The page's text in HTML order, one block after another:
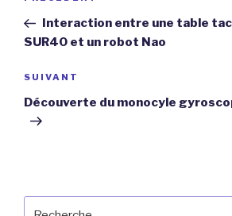
l’article
précédent
Interaction entre une table
SUR40 et un robot Nao
Article
suivant
SUIVANT
Découverte du monocyle